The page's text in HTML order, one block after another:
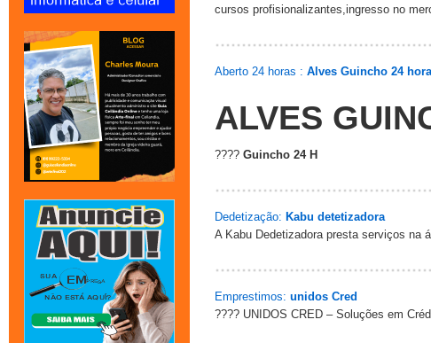
cursos profisionalizantes,ingresso no
Aberto 24 horas : Alves Guincho 24
ALVES
???? Guincho 24 H
Dedetização: Kabu detetizadora
A Kabu Dedetizadora presta serviços na
Emprestimos: unidos Cred
???? UNIDOS CRED – Soluções em